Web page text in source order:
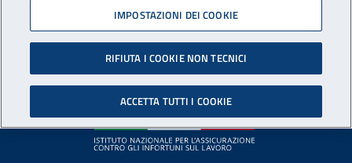
Footer
IMPOSTAZIONI DEI COOKIE
RIFIUTA I COOKIE NON TECNICI
ACCETTA TUTTI I COOKIE